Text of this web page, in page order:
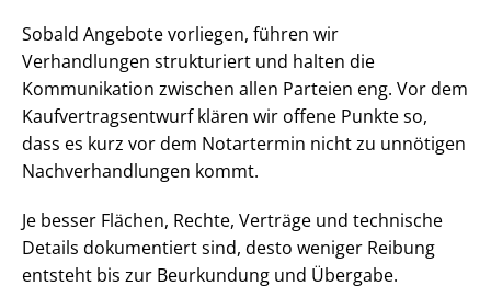
Sobald Angebote vorliegen, führen wir
Verhandlungen strukturiert und halten die
Kommunikation zwischen allen Parteien eng. Vor dem
Kauf­ver­trags­ent­wurf klären wir offene Punkte so,
dass es kurz vor dem Notartermin nicht zu unnötigen
Nach­ver­hand­lun­gen kommt.
Je besser Flächen, Rechte, Verträge und technische
Details dokumentiert sind, desto weniger Reibung
entsteht bis zur Beurkundung und Übergabe.